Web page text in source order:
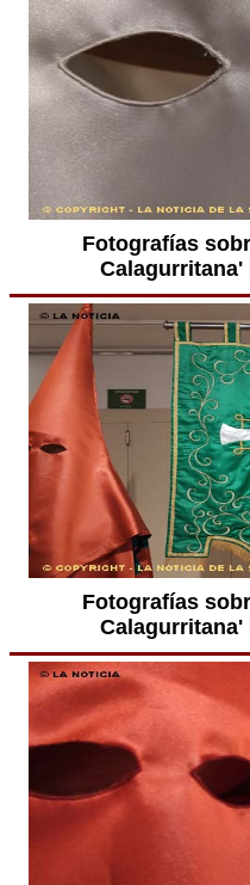
Fotografías
Calagurritana'
Fotografías
Calagurritana'